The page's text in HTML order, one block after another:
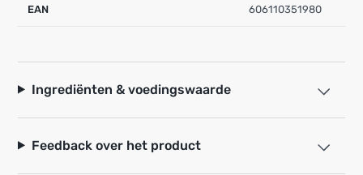
EAN 606110351980
Ingrediënten & voedingswaarde
Feedback over het product